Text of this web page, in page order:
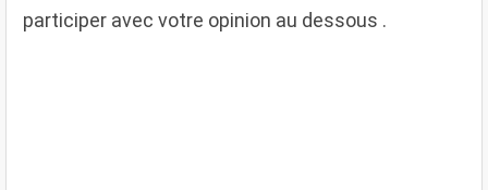
participer avec votre opinion au dessous .